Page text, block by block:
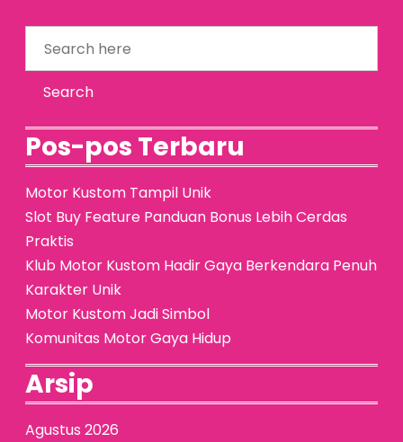
Pos-pos Terbaru
Motor Kustom Tampil Unik
Slot Buy Feature Panduan Bonus Lebih Cerdas
Praktis
Klub Motor Kustom Hadir Gaya Berkendara Penuh
Karakter Unik
Motor Kustom Jadi Simbol
Komunitas Motor Gaya Hidup
Arsip
Agustus 2026